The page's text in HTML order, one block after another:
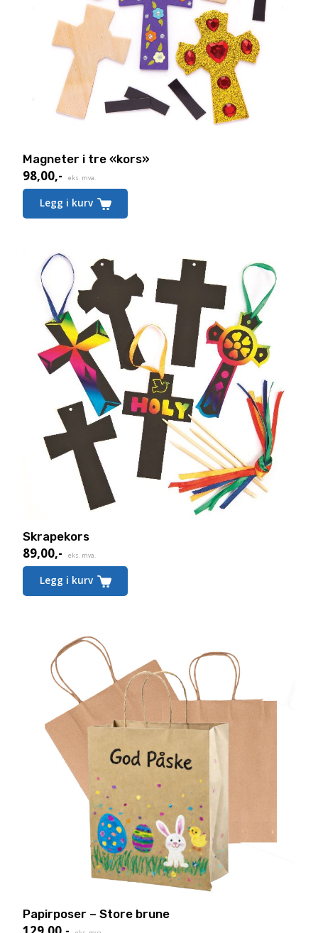
Magneter i tre «kors»
98,00,- eks. mva.
Legg i kurv
Skrapekors
89,00,- eks. mva.
Legg i kurv
Papirposer – Store brune